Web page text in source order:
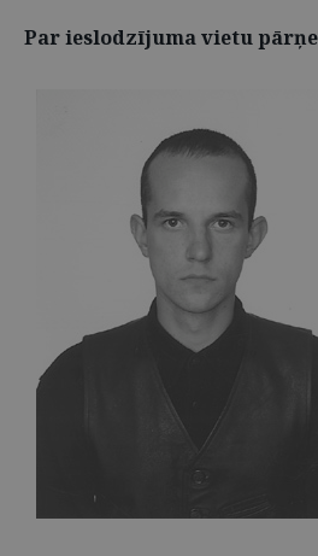
Par ieslodzījuma vietu